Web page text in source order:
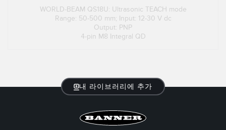
WORLD-BEAM QS18U: Ultrasonic TEACH mode
Range: 50-500 mm; Input: 12-30 V dc
Output: PNP
4-pin M8 Integral QD
내 라이브러리에 추가